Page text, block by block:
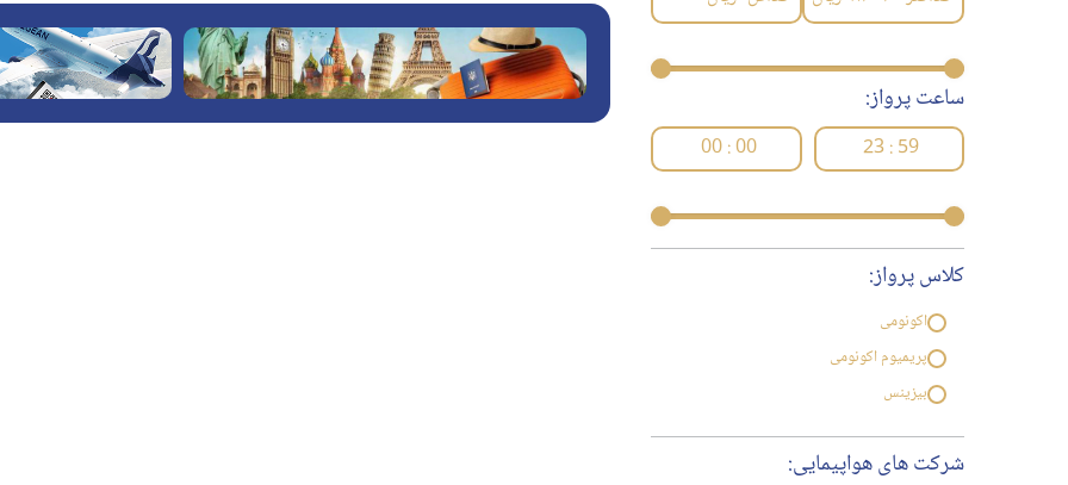
ساعت پرواز:
23 : 59
00 : 00
کلاس پرواز:
اکونومی
پریمیوم اکونومی
بیزینس
شرکت های هواپیمایی: